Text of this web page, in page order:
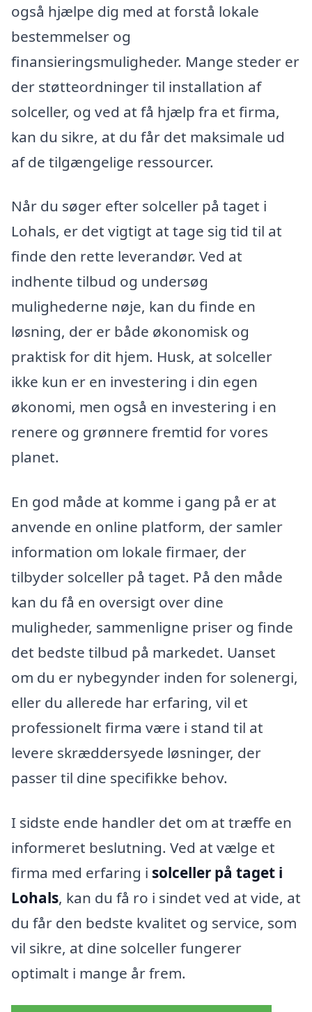
også hjælpe dig med at forstå lokale
bestemmelser og
finansieringsmuligheder. Mange steder er
der støtteordninger til installation af
solceller, og ved at få hjælp fra et firma,
kan du sikre, at du får det maksimale ud
af de tilgængelige ressourcer.
Når du søger efter solceller på taget i
Lohals, er det vigtigt at tage sig tid til at
finde den rette leverandør. Ved at
indhente tilbud og undersøg
mulighederne nøje, kan du finde en
løsning, der er både økonomisk og
praktisk for dit hjem. Husk, at solceller
ikke kun er en investering i din egen
økonomi, men også en investering i en
renere og grønnere fremtid for vores
planet.
En god måde at komme i gang på er at
anvende en online platform, der samler
information om lokale firmaer, der
tilbyder solceller på taget. På den måde
kan du få en oversigt over dine
muligheder, sammenligne priser og finde
det bedste tilbud på markedet. Uanset
om du er nybegynder inden for solenergi,
eller du allerede har erfaring, vil et
professionelt firma være i stand til at
levere skræddersyede løsninger, der
passer til dine specifikke behov.
I sidste ende handler det om at træffe en
informeret beslutning. Ved at vælge et
firma med erfaring i solceller på taget i
Lohals, kan du få ro i sindet ved at vide, at
du får den bedste kvalitet og service, som
vil sikre, at dine solceller fungerer
optimalt i mange år frem.